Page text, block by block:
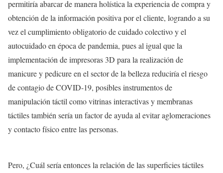
permitiría abarcar de manera holística la experiencia de compra y
obtención de la información positiva por el cliente, logrando a su
vez el cumplimiento obligatorio de cuidado colectivo y el
autocuidado en época de pandemia, pues al igual que la
implementación de impresoras 3D para la realización de
manicure y pedicure en el sector de la belleza reduciría el riesgo
de contagio de COVID-19, posibles instrumentos de
manipulación táctil como vitrinas interactivas y membranas
táctiles también sería un factor de ayuda al evitar aglomeraciones
y contacto físico entre las personas.
Pero, ¿Cuál sería entonces la relación de las superficies táctiles